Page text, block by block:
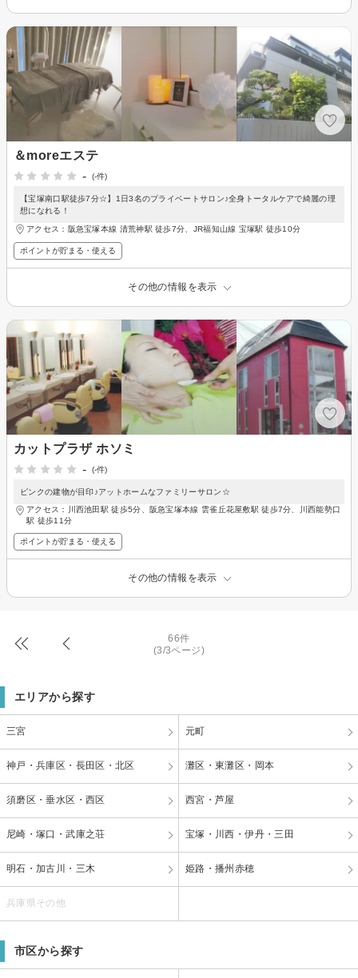
＆moreエステ
-
(-件)
【宝塚南口駅徒歩7分☆】1日3名のプライベートサロン♪全身トータルケアで綺麗の理
想になれる！
アクセス：阪急宝塚本線 清荒神駅 徒歩7分、JR福知山線 宝塚駅 徒歩10分
ポイントが貯まる・使える
その他の情報を表示
カットプラザ ホソミ
-
(-件)
ピンクの建物が目印♪アットホームなファミリーサロン☆
アクセス：川西池田駅 徒歩5分、阪急宝塚本線 雲雀丘花屋敷駅 徒歩7分、川西能勢口
駅 徒歩11分
ポイントが貯まる・使える
その他の情報を表示
66件
(3/3ページ)
エリアから探す
三宮 元町
神戸・兵庫区・長田区・北区 灘区・東灘区・岡本
須磨区・垂水区・西区 西宮・芦屋
尼崎・塚口・武庫之荘 宝塚・川西・伊丹・三田
明石・加古川・三木 姫路・播州赤穂
兵庫県その他
市区から探す